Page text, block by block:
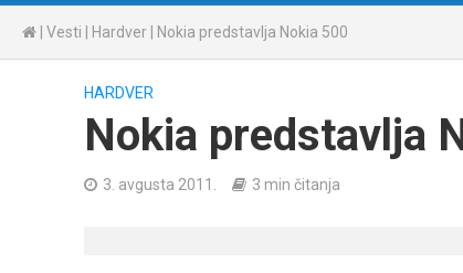
Vesti Hardver Nokia predstavlja Nokia 500
HARDVER
Nokia predstavlja
3. avgusta 2011. 3 min čitanja